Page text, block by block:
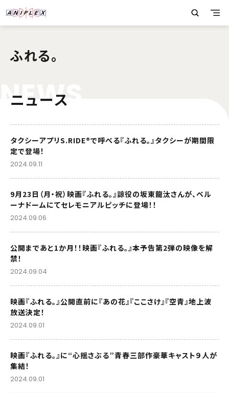
ふれる。
NEWS
ニュース
タクシーアプリS.RIDE®で呼べる『ふれる。』タクシーが期間限
定で登場！
2024.09.11
9月23日（月・祝）映画『ふれる。』諒役の坂東龍汰さんが、ベル
ーナドームにてセレモニアルピッチに登場！！
2024.09.06
公開まであと1か月！！映画『ふれる。』本予告第2弾の映像を解
禁！
2024.09.04
映画『ふれる。』公開直前に『あの花』『ここさけ』『空青』地上波
放送決定！
2024.09.01
映画『ふれる。』に“心揺さぶる”青春三部作豪華キャスト９人が
集結！
2024.09.01